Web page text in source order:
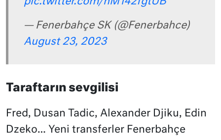
— Fenerbahçe SK (@Fenerbahce)
August 23, 2023
Taraftarın sevgilisi
Fred, Dusan Tadic, Alexander Djiku, Edin
Dzeko… Yeni transferler Fenerbahçe